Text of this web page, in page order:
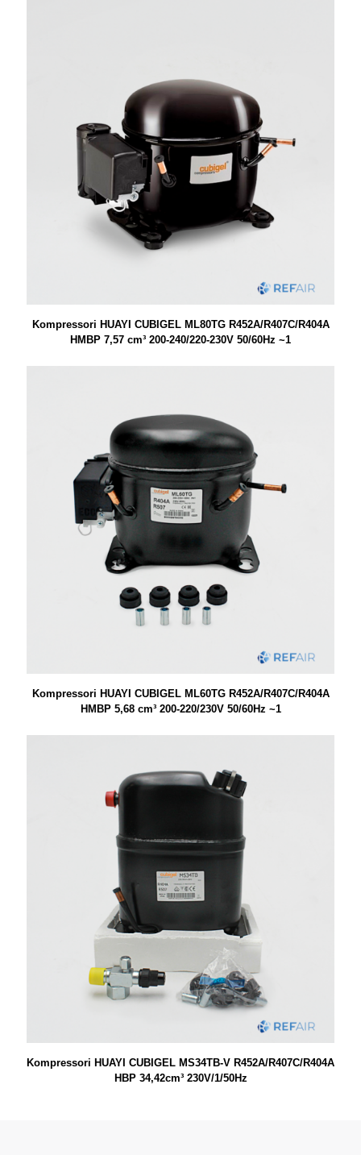
Kompressori HUAYI CUBIGEL ML80TG R452A/R407C/R404A
HMBP 7,57 cm³ 200-240/220-230V 50/60Hz ~1
Kompressori HUAYI CUBIGEL ML60TG R452A/R407C/R404A
HMBP 5,68 cm³ 200-220/230V 50/60Hz ~1
Kompressori HUAYI CUBIGEL MS34TB-V R452A/R407C/R404A
HBP 34,42cm³ 230V/1/50Hz